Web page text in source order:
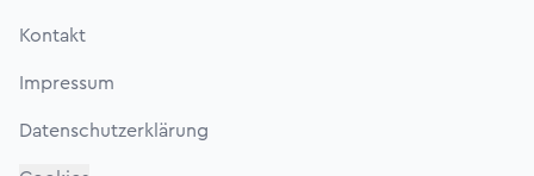
Kontakt
Impressum
Datenschutzerklärung